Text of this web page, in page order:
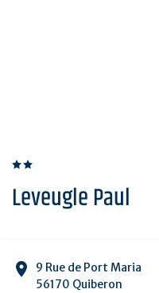
Leveugle Paul
9 Rue de Port Maria
56170 Quiberon